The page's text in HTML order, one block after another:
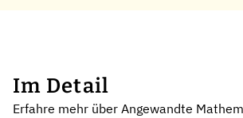
Im Detail
Erfahre mehr über Angewandte